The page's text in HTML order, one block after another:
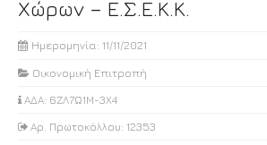
Χώρων – Ε.Σ.Ε.Κ.Κ.
Ημερομηνία: 11/11/2021
Οικονομική Επιτροπή
ΑΔΑ: 6ΖΛ7Ω1Μ-3Χ4
Αρ. Πρωτοκόλλου: 12353